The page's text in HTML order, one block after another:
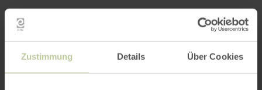
Zustimmung Details Über Cookies